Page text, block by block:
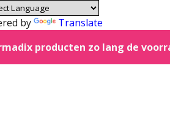
by
Translate
producten zo lang de